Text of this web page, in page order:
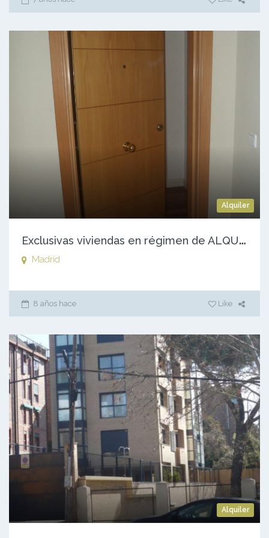
Alquiler
E
xclusivas viviendas en régimen de ALQUILER – Zona Castellana / Capitán Haya
Madrid
8 años hace Like
Alquiler